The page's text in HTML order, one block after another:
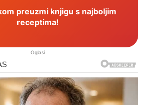
preuzmi knjigu s najboljim
receptima!
Oglasi